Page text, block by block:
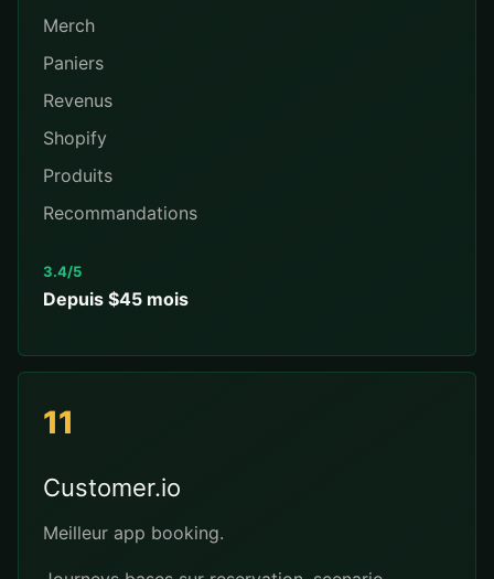
Merch
Paniers
Revenus
Shopify
Produits
Recommandations
3.4/5
Depuis $45 mois
11
Customer.io
Meilleur app booking.